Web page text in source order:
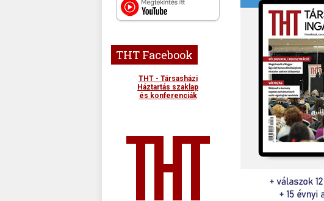
THT Facebook
THT - Társasházi
Háztartás szaklap
és konferenciák